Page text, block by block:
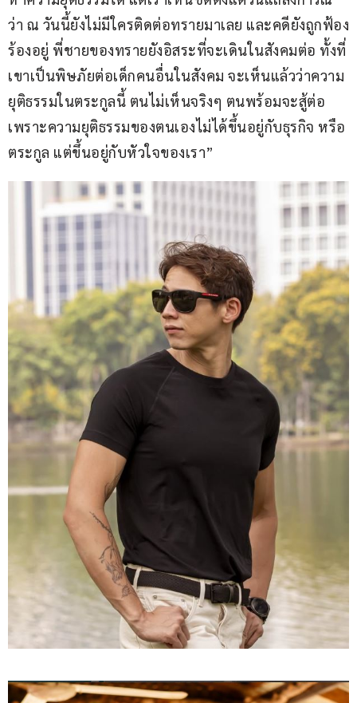
ว่า ณ วันนี้ยังไม่มีใครติดต่อทรายมาเลย และคดียังถูกฟ้อง
ร้องอยู่ พี่ชายของทรายยังอิสระที่จะเดินในสังคมต่อ ทั้งที่
เขาเป็นพิษภัยต่อเด็กคนอื่นในสังคม จะเห็นแล้วว่าความ
ยุติธรรมในตระกูลนี้ ตนไม่เห็นจริงๆ ตนพร้อมจะสู้ต่อ
เพราะความยุติธรรมของตนเองไม่ได้ขึ้นอยู่กับธุรกิจ หรือ
ตระกูล แต่ขึ้นอยู่กับหัวใจของเรา”